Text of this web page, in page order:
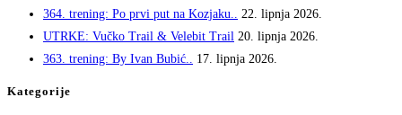
364. trening: Po prvi put na Kozjaku..
22. lipnja 2026.
UTRKE: Vučko Trail & Velebit Trail 20. lipnja 2026.
363. trening: By Ivan Bubić..
17. lipnja 2026.
Kategorije